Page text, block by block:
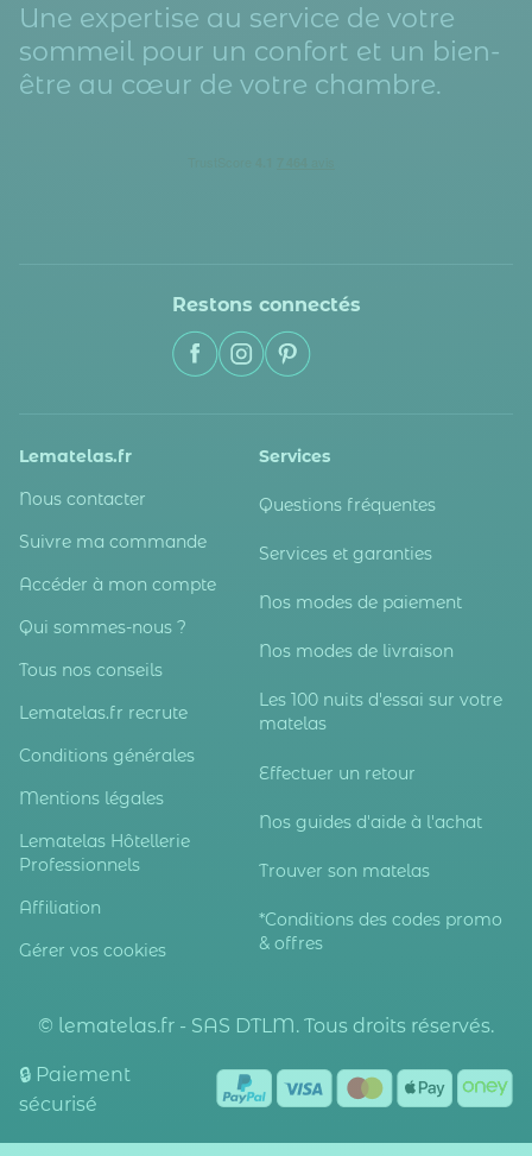
Une expertise au service de votre
sommeil pour un confort et un bien-
être au cœur de votre chambre.
Restons connectés
Lematelas.fr
Nous contacter
Suivre ma commande
Accéder à mon compte
Qui sommes-nous ?
Tous nos conseils
Lematelas.fr recrute
Conditions générales
Mentions légales
Lematelas Hôtellerie
Professionnels
Affiliation
Gérer vos cookies
Services
Questions fréquentes
Services et garanties
Nos modes de paiement
Nos modes de livraison
Les 100 nuits d'essai sur votre
matelas
Effectuer un retour
Nos guides d'aide à l'achat
Trouver son matelas
*Conditions des codes promo
& offres
© lematelas.fr - SAS DTLM. Tous droits réservés.
🔒 Paiement
sécurisé